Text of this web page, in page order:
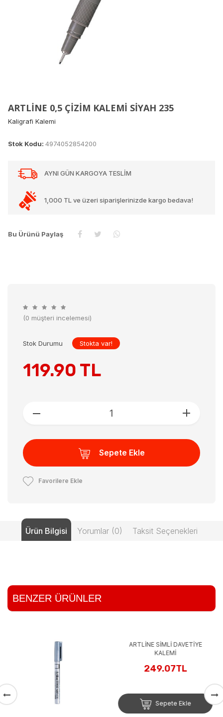
ARTLİNE 0,5 ÇİZİM KALEMİ SİYAH 235
Kaligrafi Kalemi
Stok Kodu: 4974052854200
AYNI GÜN KARGOYA TESLİM
1,000 TL ve üzeri siparişlerinizde kargo bedava!
Bu Ürünü Paylaş
(0 müşteri incelemesi)
Stok Durumu Stokta var!
119.90 TL
Sepete Ekle
Favorilere Ekle
Ürün Bilgisi Yorumlar (0) Taksit Seçenekleri
BENZER ÜRÜNLER